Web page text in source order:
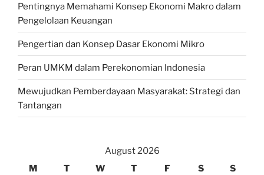
Pentingnya Memahami Konsep Ekonomi Makro dalam
Pengelolaan Keuangan
Pengertian dan Konsep Dasar Ekonomi Mikro
Peran UMKM dalam Perekonomian Indonesia
Mewujudkan Pemberdayaan Masyarakat: Strategi dan
Tantangan
August 2026
M
T W T F S S